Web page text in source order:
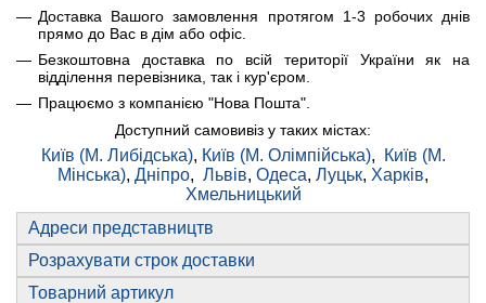
Доставка Вашого замовлення протягом 1-3 робочих днів
прямо до Вас в дім або офіс.
Безкоштовна доставка по всій території України як на
відділення перевізника, так і кур'єром.
Працюємо з компанією "Нова Пошта".
Доступний самовивіз у таких містах:
Київ (М. Либідська), Київ (М. Олімпійська),
Київ (М.
Мінська), Дніпро, Львів, Одеса, Луцьк, Харків,
Хмельницький
Адреси представництв
Розрахувати строк доставки
Товарний артикул